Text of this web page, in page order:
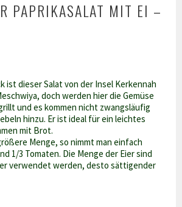
PAPRIKASALAT MIT EI –
ist dieser Salat von der Insel Kerkennah
doch werden hier die Gemüse
und es kommen nicht zwangsläufig
hinzu. Er ist ideal für ein leichtes
mit Brot.
Menge, so nimmt man einfach
1/3 Tomaten. Die Menge der Eier sind
verwendet werden, desto sättigender